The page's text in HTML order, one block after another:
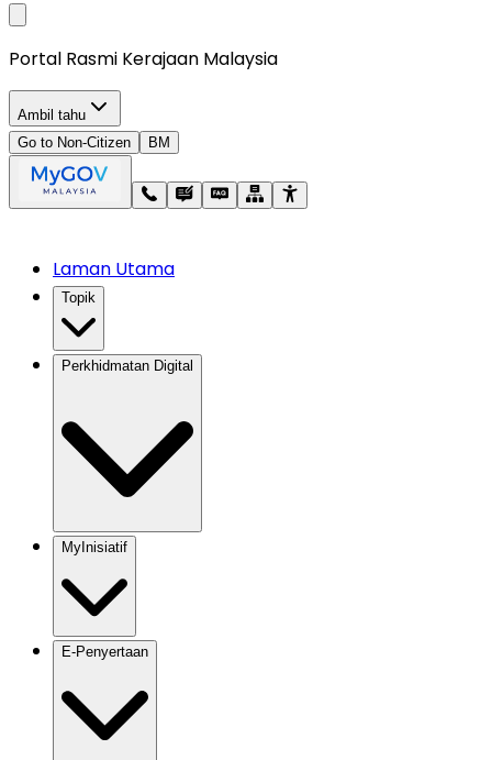
Portal Rasmi Kerajaan Malaysia
Ambil tahu
Go to Non-Citizen
BM
Laman Utama
Topik
Perkhidmatan Digital
MyInisiatif
E-Penyertaan